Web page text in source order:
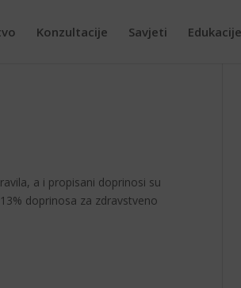
Konzultacije Savjeti Edukacije
a i propisani doprinosi su
doprinosa za zdravstveno